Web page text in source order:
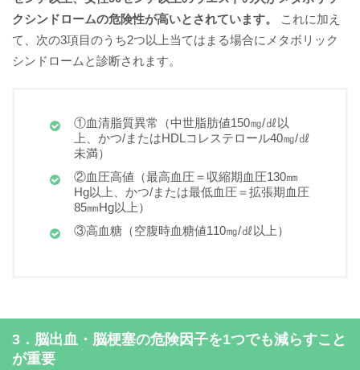
クシンドロームの危険性が高いとされています。
これに加え
て、次の3項目のうち2つ以上当てはまる場合にメタボリック
シンドロームと診断されます。
①血清脂質異常（中世脂肪値150㎎/㎗以
上、かつ/またはHDLコレステロール40㎎/㎗
未満）
②血圧高値（最高血圧＝収縮期血圧130㎜
Hg以上、かつ/または最低血圧＝拡張期血圧
85㎜Hg以上）
③高血糖（空腹時血糖値110㎎/㎗以上）
3．脳出血・脳梗塞の危険因子を1つでも減らすこと
が重要